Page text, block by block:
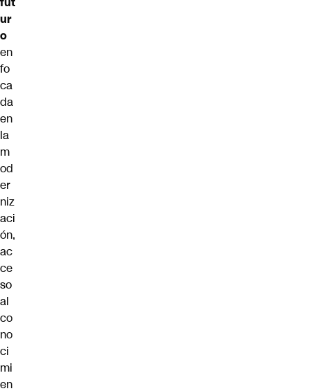
ur
o
en
fo
ca
da
en
la
m
od
er
niz
aci
ón,
ac
ce
so
al
co
no
ci
mi
en